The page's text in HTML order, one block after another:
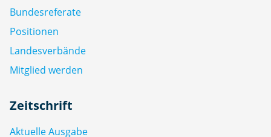
Bundesreferate
Positionen
Landesverbände
Mitglied werden
Zeitschrift
Aktuelle Ausgabe